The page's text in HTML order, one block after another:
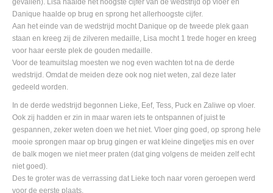
gevallen). Lisa haalde het hoogste cijfer van de wedstrijd op vloer en
Danique haalde op brug en sprong het allerhoogste cijfer.
Aan het einde van de wedstrijd mocht Danique op de tweede plek gaan
staan en kreeg zij de zilveren medaille, Lisa mocht 1 trede hoger en kreeg
voor haar eerste plek de gouden medaille.
Voor de teamuitslag moesten we nog even wachten tot na de derde
wedstrijd. Omdat de meiden deze ook nog niet weten, zal deze later
gedeeld worden.
In de derde wedstrijd begonnen Lieke, Eef, Tess, Puck en Zaliwe op vloer.
Ook zij hadden er zin in maar waren iets te ontspannen of juist te
gespannen, zeker weten doen we het niet. Vloer ging goed, op sprong hele
mooie sprongen maar op brug gingen er wat kleine dingetjes mis en over
de balk mogen we niet meer praten (dat ging volgens de meiden zelf echt
niet goed).
Des te groter was de verrassing dat Lieke toch naar voren geroepen werd
voor de eerste plaats.